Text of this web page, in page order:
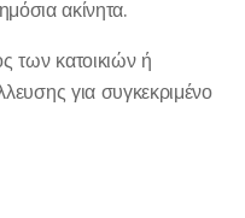
ακίνητα.
των κατοικιών ή
για συγκεκριμένο